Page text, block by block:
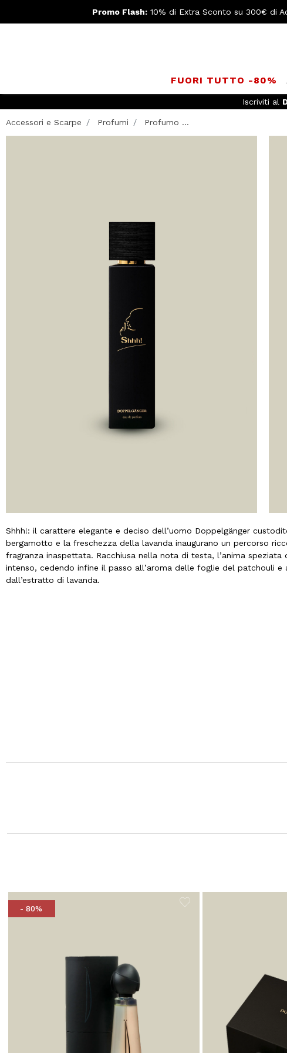
Promo Flash:10% di Extra Sconto su 300€ di
FUORI TUTTO -80%
Iscriviti al
Accessori e Scarpe Profumi Profumo ...
Shhh!: il carattere elegante e deciso dell’uomo Doppelgänger
bergamotto e la freschezza della lavanda inaugurano un percorso
fragranza inaspettata. Racchiusa nella nota di testa, l’anima
intenso, cedendo infine il passo all’aroma delle foglie del patchouli
dall’estratto di lavanda.
- 80%